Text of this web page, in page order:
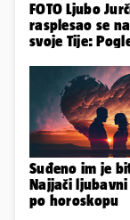
FOTO Ljubo
rasplesao se
svoje Tije:
vjenčanje...
Suđeno im je
Najjači
po horoskopu